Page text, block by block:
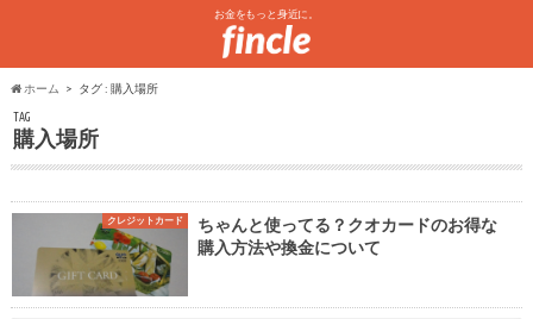
お金をもっと身近に。
ホーム タグ : 購入場所
TAG
購入場所
クレジットカード
ちゃんと使ってる？クオカードのお得な
購入方法や換金について